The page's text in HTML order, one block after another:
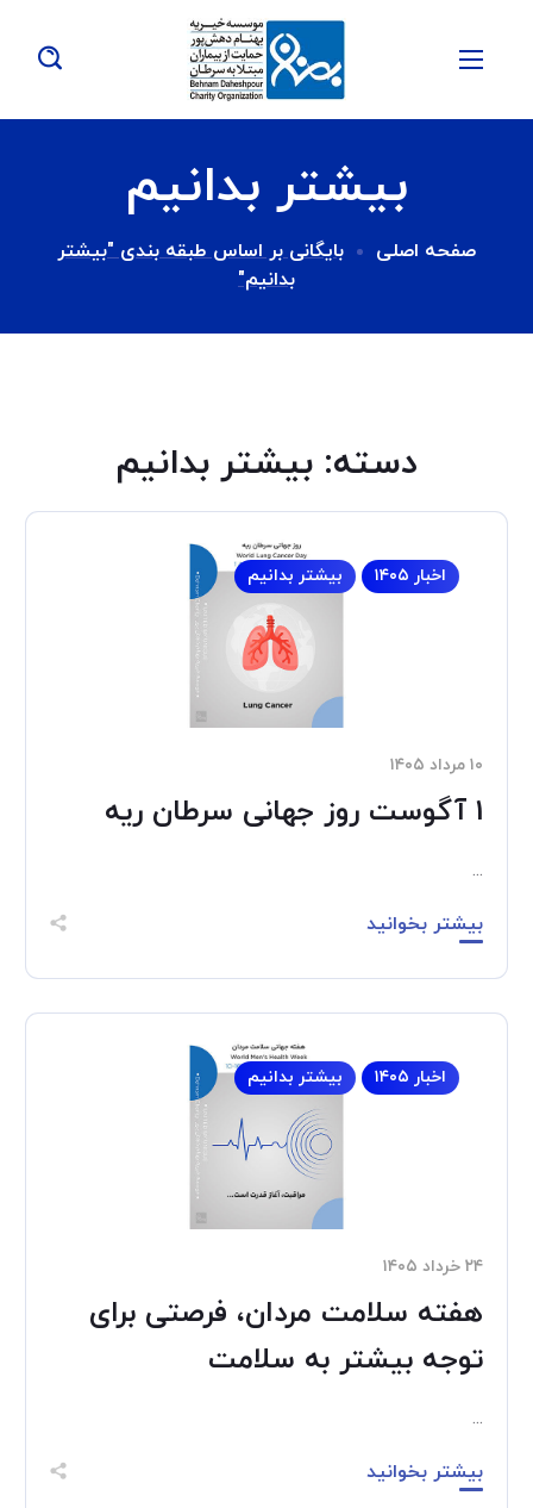
بیشتر بدانیم
صفحه اصلی
بایگانی بر اساس طبقه بندی "بیشتر
بدانیم"
دسته: بیشتر بدانیم
اخبار ۱۴۰۵ بیشتر بدانیم
۱۰ مرداد ۱۴۰۵
1 آگوست روز جهانی سرطان ریه
...
بیشتر بخوانید
اخبار ۱۴۰۵ بیشتر بدانیم
۲۴ خرداد ۱۴۰۵
هفته سلامت مردان، فرصتی برای
توجه بیشتر به سلامت
...
بیشتر بخوانید